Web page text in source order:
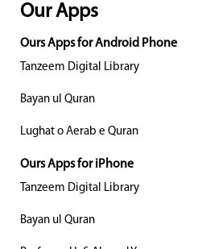
Our Apps
Ours Apps for Android Phone
Tanzeem Digital Library
Bayan ul Quran
Lughat o Aerab e Quran
Ours Apps for iPhone
Tanzeem Digital Library
Bayan ul Quran